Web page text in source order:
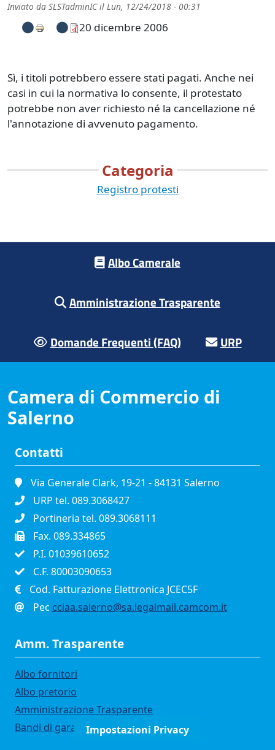
Inviato da SLSTadminICil Lun, 12/24/2018 - 00:31
20 dicembre 2006
Sì, i titoli potrebbero essere stati pagati. Anche nei
casi in cui la normativa lo consente, il protestato
potrebbe non aver richiesto né la cancellazione né
l'annotazione di avvenuto pagamento.
Categoria
Registro protesti
Albo Camerale
Amministrazione Trasparente
Domande Frequenti (FAQ) URP
Camera di Commercio di
Salerno
Contatti
Via Generale Clark, 19-21 - 84131 Salerno
URP tel. 089.3068427
Portineria tel. 089.3068111
Fax. 089.334865
P.I. 01039610652
C.F. 80003090653
Cod. Fatturazione Elettronica JCEC5F
Pec cciaa.salerno@sa.legalmail.camcom.it
Amm. Trasparente
Albo fornitori
Albo pretorio
Amministrazione Trasparente
Bandi di gara
Impostazioni Privacy